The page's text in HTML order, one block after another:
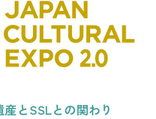
とSSLとの関わり